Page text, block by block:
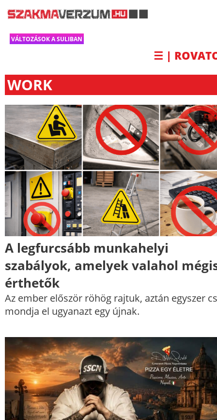
VÁLTOZÁSOK A SULIBAN
☰ |
WORK
A legfurcsább munkahelyi
szabályok, amelyek valahol
érthetők
Az ember először röhög rajtuk, aztán egyszer
mondja el ugyanazt egy újnak.